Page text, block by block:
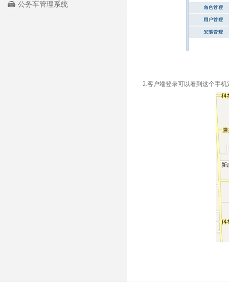
公务车管理系统
2.客户端登录可以看到这个手